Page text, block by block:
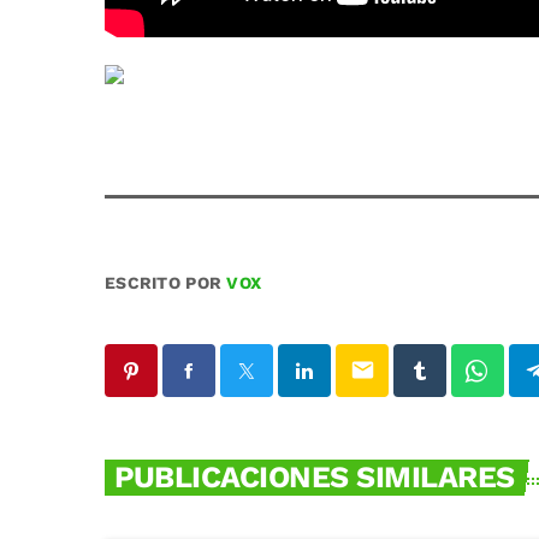
ESCRITO PORVOX
email
PUBLICACIONES SIMILARES